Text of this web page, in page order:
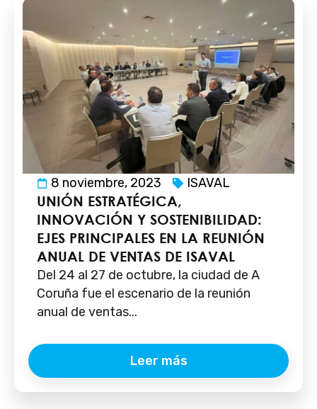
8 noviembre, 2023 ISAVAL
UNIÓN ESTRATÉGICA,
INNOVACIÓN Y SOSTENIBILIDAD:
EJES PRINCIPALES EN LA REUNIÓN
ANUAL DE VENTAS DE ISAVAL
Del 24 al 27 de octubre, la ciudad de A
Coruña fue el escenario de la reunión
anual de ventas...
Leer más